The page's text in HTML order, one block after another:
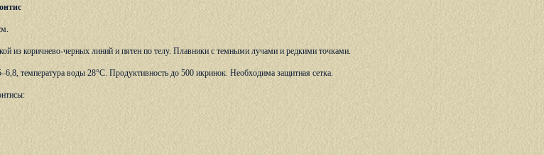
из коричнево-черных линий и пятен по телу. Плавники с темными лучами и редкими точками.
температура воды 28°С. Продуктивность до 500 икринок. Необходима защитная сетка.